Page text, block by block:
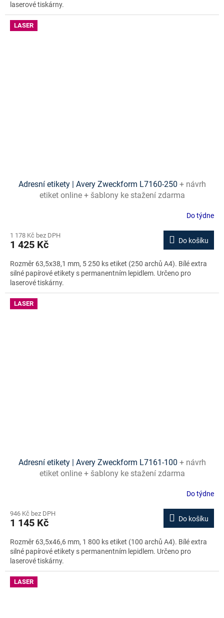
laserové tiskárny.
LASER
Adresní etikety | Avery Zweckform L7160-250 + návrh
etiket online + šablony ke stažení zdarma
Do týdne
1 178 Kč bez DPH
1 425 Kč Do košíku
Rozměr 63,5x38,1 mm, 5 250 ks etiket (250 archů A4). Bílé extra
silné papírové etikety s permanentním lepidlem. Určeno pro
laserové tiskárny.
LASER
Adresní etikety | Avery Zweckform L7161-100 + návrh
etiket online + šablony ke stažení zdarma
Do týdne
946 Kč bez DPH
1 145 Kč Do košíku
Rozměr 63,5x46,6 mm, 1 800 ks etiket (100 archů A4). Bílé extra
silné papírové etikety s permanentním lepidlem. Určeno pro
laserové tiskárny.
LASER